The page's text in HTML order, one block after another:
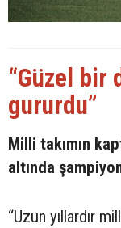
“Güzel bir
gururdu”
Milli takımın
altında
“Uzun yıllardır